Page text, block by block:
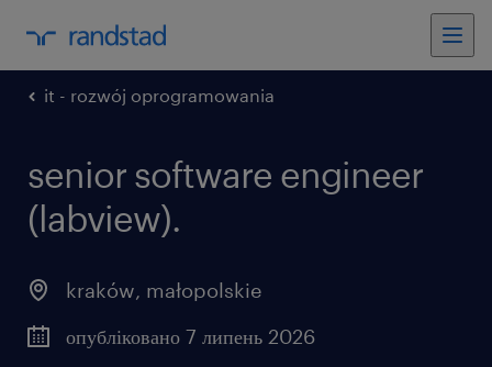
it - rozwój oprogramowania
senior software engineer
(labview).
kraków, małopolskie
опубліковано 7 липень 2026